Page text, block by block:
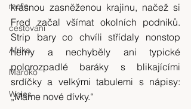
moře
cestování
Afrika
Maroko
Wales
krásnou zasněženou krajinu, načež si
Fred začal všímat okolních podniků.
Strip bary co chvíli střídaly nonstop
herny a nechyběly ani typické
polorozpadlé baráky s blikajícími
srdíčky a velkými tabulemi s nápisy:
„Máme nové dívky.“